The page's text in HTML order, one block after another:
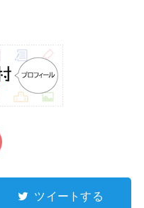
ツイートする